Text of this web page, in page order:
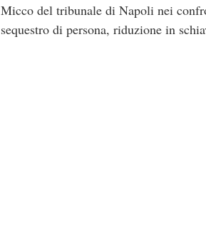
Micco del tribunale di Napoli nei
sequestro di persona, riduzione in